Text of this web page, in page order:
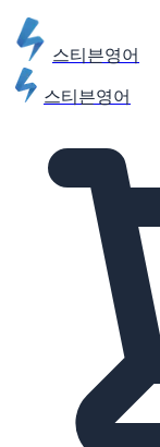
스티븐영어
스티븐영어